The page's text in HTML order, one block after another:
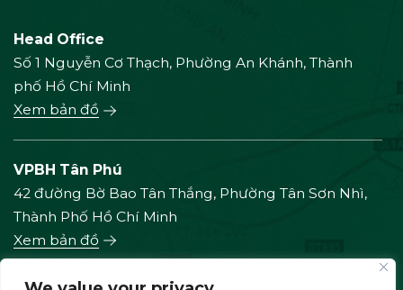
Head Office
Số 1 Nguyễn Cơ Thạch, Phường An Khánh, Thành
phố Hồ Chí Minh
Xem bản đồ
VPBH Tân Phú
42 đường Bờ Bao Tân Thắng, Phường Tân Sơn Nhì,
Thành Phố Hồ Chí Minh
Xem bản đồ